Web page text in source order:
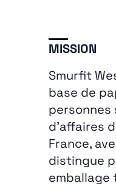
MISSION
Smurfit
base de
personnes
d’affaires
France,
distingue
emballage